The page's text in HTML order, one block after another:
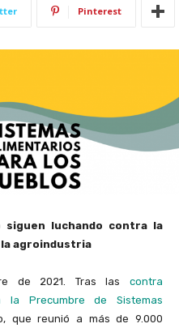
Pinterest
siguen luchando contra la
la agroindustria
de 2021. Tras las contra
la Precumbre de Sistemas
que reunió a más de 9.000